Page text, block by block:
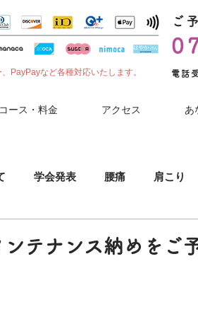
PayPayなど各種対応いたします。
ご
電話
ース・料金 アクセス あ
学会発表 腰痛 肩こり
ンテナンス納めをご